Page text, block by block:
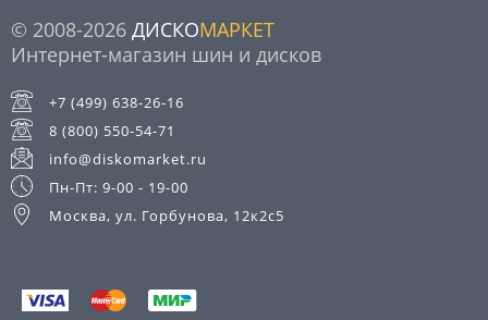
© 2008-2026 ДИСКОМАРКЕТ
Интернет-магазин шин и дисков
+7 (499) 638-26-16
8 (800) 550-54-71
info@diskomarket.ru
Пн-Пт: 9-00 - 19-00
Москва, ул. Горбунова, 12к2с5